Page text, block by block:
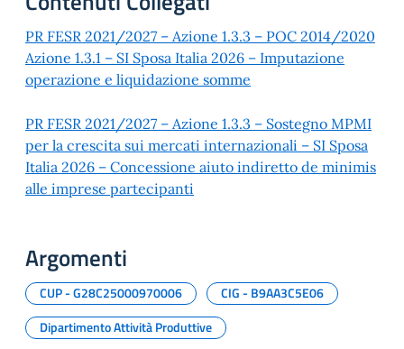
PR FESR 2021/2027 – Azione 1.3.3 – POC 2014/2020
Azione 1.3.1 – SI Sposa Italia 2026 – Imputazione
operazione e liquidazione somme
PR FESR 2021/2027 – Azione 1.3.3 – Sostegno MPMI
per la crescita sui mercati internazionali – SI Sposa
Italia 2026 – Concessione aiuto indiretto de minimis
alle imprese partecipanti
Argomenti
CUP - G28C25000970006
CIG - B9AA3C5E06
Dipartimento Attività Produttive